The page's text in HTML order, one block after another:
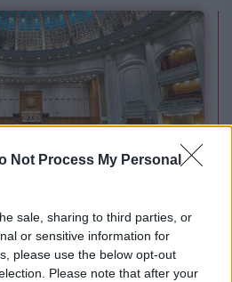
Not Process My Personal
sale, sharing to third parties, or
or sensitive information for
please use the below opt-out
Please note that after your
Parlamentul a evitat
de euro din PNRR și a